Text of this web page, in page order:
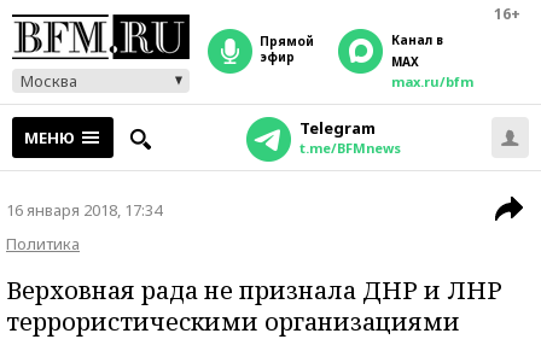
16+
Москва
прямой
эфир
Канал в
MAX
max.ru/bfm
МЕНЮ Telegram
t.me/BFMnews
16 января 2018, 17:34
Политика
Верховная рада не признала ДНР и ЛНР
террористическими организациями